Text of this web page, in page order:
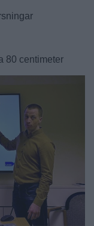
80 centimeter